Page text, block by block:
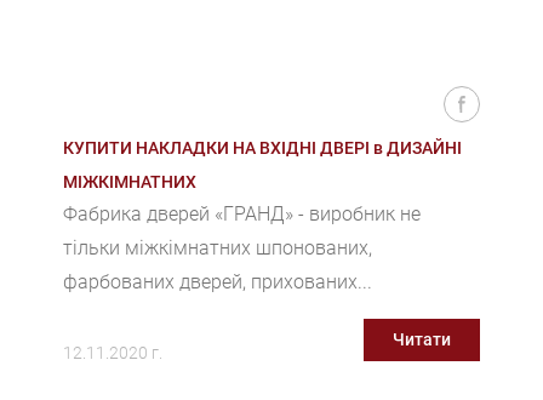
КУПИТИ НАКЛАДКИ НА ВХІДНІ ДВЕРІ в ДИЗАЙНІ
МІЖКІМНАТНИХ
Фабрика дверей «ГРАНД» - виробник не
тільки міжкімнатних шпонованих,
фарбованих дверей, прихованих...
12.11.2020 г.
Читати